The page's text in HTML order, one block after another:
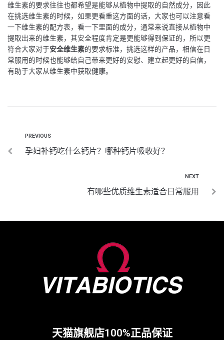
维生素的要求往往也都希望是能够从植物中提取的自然成分，因此
在挑选维生素的时候，如果更看重这方面的话，大家也可以注意看
一下维生素的配方表，看一下里面的成分，通常来说直接从植物中
提取出来的维生素，其安全程度肯定是更能够得到保证的，所以更
符合大家对于安全维生素的要求标准，挑选这样的产品，相信在日
常服用的时候也能够给自己带来更好的安慰、建立起更好的自信，
有助于大家从维生素中获取健康。
PREVIOUS
孕妇补钙吃什么钙片？哪种钙片吸收好？
NEXT
有哪些优质维生素适合日常服用
天猫旗舰店100%正品保证